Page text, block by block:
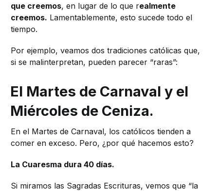
que creemos, en lugar de lo que realmente
creemos. Lamentablemente, esto sucede todo el
tiempo.
Por ejemplo, veamos dos tradiciones católicas que,
si se malinterpretan, pueden parecer “raras”:
El Martes de Carnaval y el
Miércoles de Ceniza.
En el Martes de Carnaval, los católicos tienden a
comer en exceso. Pero, ¿por qué hacemos esto?
La Cuaresma dura 40 días.
Si miramos las Sagradas Escrituras, vemos que “la